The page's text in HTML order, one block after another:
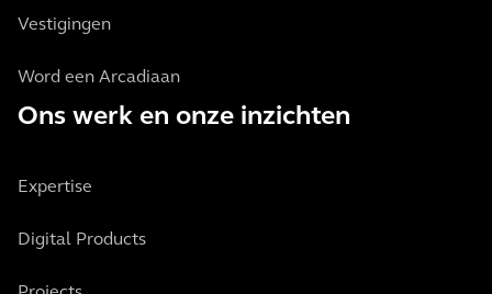
Vestigingen
Word een Arcadiaan
Ons werk en onze inzichten
Expertise
Digital Products